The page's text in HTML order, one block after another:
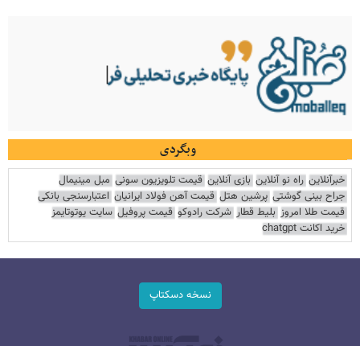
وبگردی
خبرآنلاین راه نو آنلاین بازی آنلاین قیمت تلویزیون سونی مبل مینیمال
جراح بینی گوشتی پرشین هتل قیمت آهن فولاد ایرانیان اعتبارسنجی بانکی
قیمت طلا امروز بلیط قطار شرکت رادوکو قیمت پروفیل سایت یوتوتایمز
خرید اکانت chatgpt
نسخه دسکتاپ